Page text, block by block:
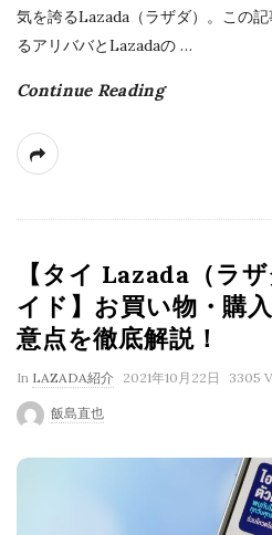
気を誇るLazada（ラザダ）。この
るアリババとLazadaの …
Continue Reading
【タイ Lazada（ラ
イド】お買い物・購
意点を徹底解説！
In LAZADA紹介 P
2021年10月22日 3305
飯島直也